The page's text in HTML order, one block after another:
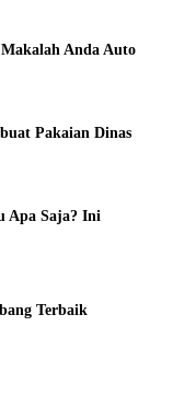
Anda Auto
Pakaian Dinas
Apa Saja? Ini
Terbaik